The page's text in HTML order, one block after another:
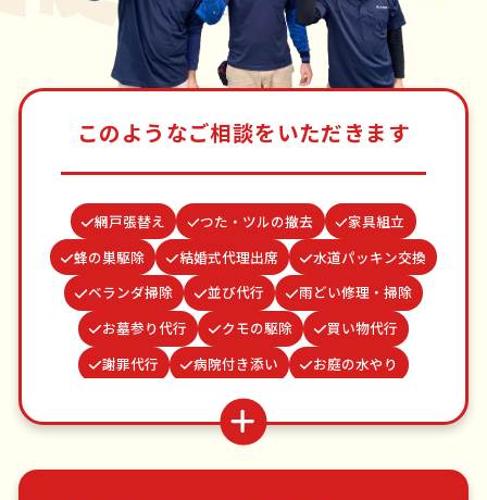
このようなご相談をいただきます
網戸張替え つた・ツルの撤去
家具組立
蜂の巣駆除
結婚式代理出席
水道パッキン交換
ベランダ掃除
並び代行
雨どい修理・掃除
お墓参り代行
クモの駆除
買い物代行
謝罪代行
病院付き添い
お庭の水やり
カーテンレール取り付け
ゴキブリ駆除
波板張替え
遺品整理・生前整理
不用品回収
ゴミ屋敷片付け
草刈り・草むしり